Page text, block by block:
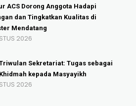
ACS Dorong Anggota Hadapi
dan Tingkatkan Kualitas di
Mendatang
2026
Sekretariat: Tugas sebagai
kepada Masyayikh
2026